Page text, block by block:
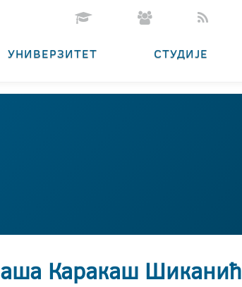
УНИВЕРЗИТЕТ СТУДИЈЕ
Каракаш Шиканић